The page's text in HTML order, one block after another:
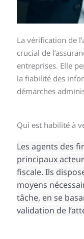
La vérification de
crucial de
entreprises. Elle
la fiabilité des
démarches
Qui est habilité à
Les agents des
principaux
fiscale. Ils
moyens
tâche, en se
validation de